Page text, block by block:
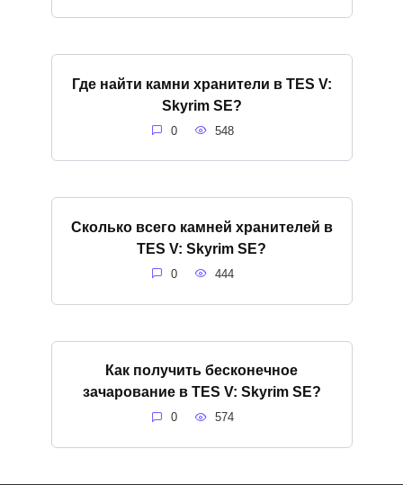
Где найти камни хранители в TES V:
Skyrim SE?
0 548
Сколько всего камней хранителей в
TES V: Skyrim SE?
0 444
Как получить бесконечное
зачарование в TES V: Skyrim SE?
0 574